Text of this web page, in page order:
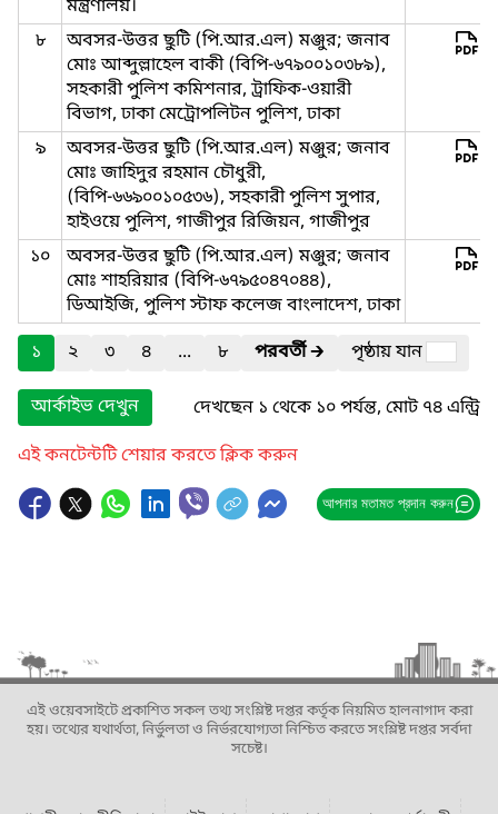
মন্ত্রণালয়।
৮
অবসর-উত্তর ছুটি (পি.আর.এল) মঞ্জুর; জনাব
মোঃ আব্দুল্লাহেল বাকী (বিপি-৬৭৯০০১০৩৮৯),
সহকারী পুলিশ কমিশনার, ট্রাফিক-ওয়ারী
বিভাগ, ঢাকা মেট্রোপলিটন পুলিশ, ঢাকা
৯
অবসর-উত্তর ছুটি (পি.আর.এল) মঞ্জুর; জনাব
মোঃ জাহিদুর রহমান চৌধুরী,
(বিপি-৬৬৯০০১০৫৩৬), সহকারী পুলিশ সুপার,
হাইওয়ে পুলিশ, গাজীপুর রিজিয়ন, গাজীপুর
১০
অবসর-উত্তর ছুটি (পি.আর.এল) মঞ্জুর; জনাব
মোঃ শাহরিয়ার (বিপি-৬৭৯৫০৪৭০৪৪),
ডিআইজি, পুলিশ স্টাফ কলেজ বাংলাদেশ, ঢাকা
১
২ ৩ ৪ ... ৮ পরবর্তী🡲 পৃষ্ঠায় যান
আর্কাইভ দেখুন
দেখছেন ১ থেকে ১০ পর্যন্ত, মোট ৭৪ এন্ট্রি
এই কনটেন্টটি শেয়ার করতে ক্লিক করুন
আপনার মতামত প্রদান করুন
এই ওয়েবসাইটে প্রকাশিত সকল তথ্য সংশ্লিষ্ট দপ্তর কর্তৃক নিয়মিত হালনাগাদ করা
হয়। তথ্যের যথার্থতা, নির্ভুলতা ও নির্ভরযোগ্যতা নিশ্চিত করতে সংশ্লিষ্ট দপ্তর সর্বদা
সচেষ্ট।